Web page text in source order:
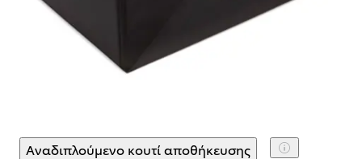
Aναδιπλούμενo κουτί αποθήκευσης Επιλογή